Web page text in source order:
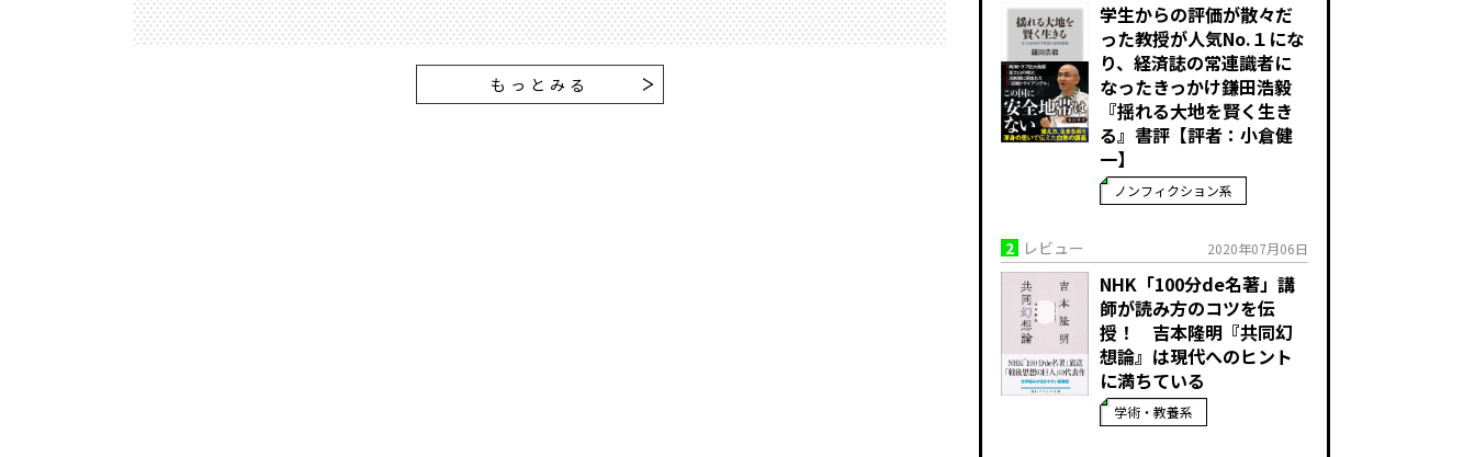
もっとみる
学生からの評価が散々だ
った教授が人気No.１にな
り、経済誌の常連識者に
なったきっかけ――鎌田浩毅
『揺れる大地を賢く生き
る』書評【評者：小倉健
一】
ノンフィクション系
2 レビュー 2020年07月06日
NHK「100分de名著」講
師が読み方のコツを伝
授！ 吉本隆明『共同幻
想論』は現代へのヒント
に満ちている
学術・教養系